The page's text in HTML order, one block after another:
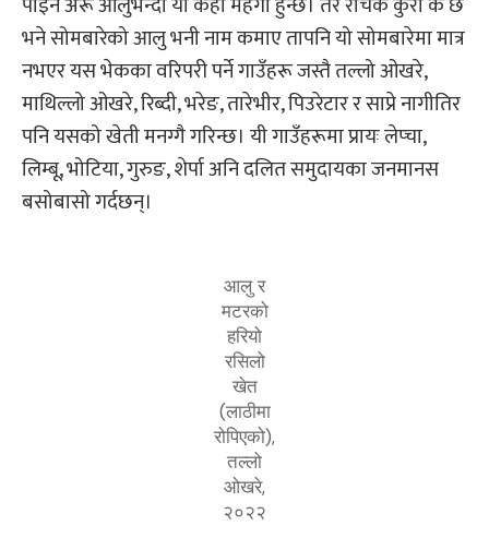
भने सोमबारेको आलु भनी नाम कमाए तापनि यो सोमबारेमा मात्र
नभएर यस भेकका वरिपरी पर्ने गाउँहरू जस्तै तल्लो ओखरे,
माथिल्लो ओखरे, रिब्दी, भरेङ, तारेभीर, पिउरेटार र साप्रे नागीतिर
पनि यसको खेती मनग्गै गरिन्छ। यी गाउँहरूमा प्रायः लेप्चा,
लिम्बू, भोटिया, गुरुङ, शेर्पा अनि दलित समुदायका जनमानस
बसोबासो गर्दछन्।
आलु र
मटरको
हरियो
रसिलो
खेत
(लाठीमा
रोपिएको),
तल्लो
ओखरे,
२०२२